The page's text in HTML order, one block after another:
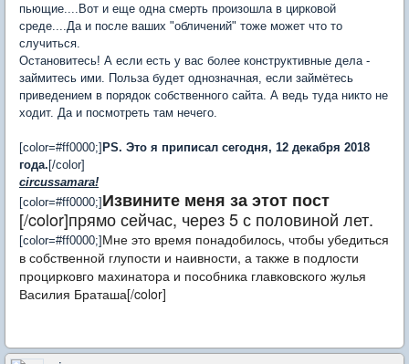
пьющие....Вот и еще одна смерть произошла в цирковой
среде....Да и после ваших "обличений" тоже может что то
случиться.
Остановитесь! А если есть у вас более конструктивные дела -
займитесь ими. Польза будет однозначная, если займётесь
приведением в порядок собственного сайта. А ведь туда никто не
ходит. Да и посмотреть там нечего.
[color=#ff0000;] PS. Это я приписал сегодня, 12 декабря 2018
года. [/color]
circussamara!
[color=#ff0000;] Извините меня за этот пост
[/color]прямо сейчас, через 5 с половиной лет.
[color=#ff0000;] Мне это время понадобилось, чтобы убедиться
в собственной глупости и наивности, а также в подлости
процирковго махинатора и пособника главковского жулья
Василия Браташа[/color]